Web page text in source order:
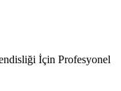
İçin Profesyonel